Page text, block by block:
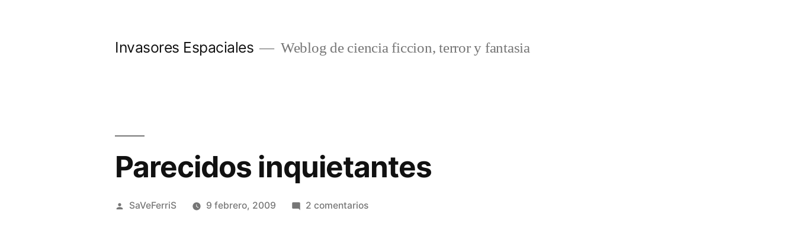
Invasores Espaciales Weblog de ciencia ficcion, terror y fantasia
Parecidos inquietantes
Publicado
SaVeFerriS 9 febrero, 2009 2 comentariosen